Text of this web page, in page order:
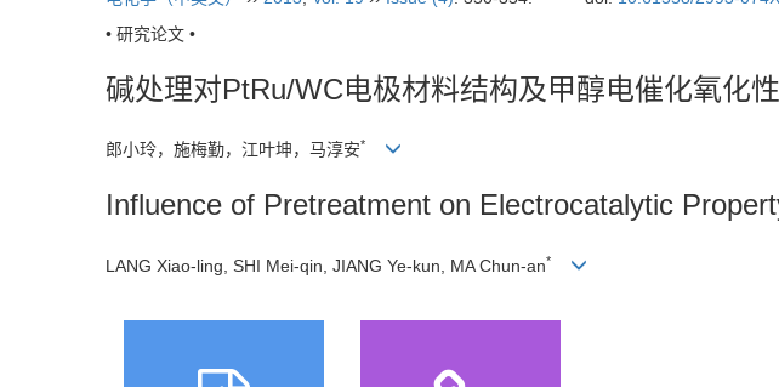
• 研究论文 •
碱处理对PtRu/WC电极材料结构及甲醇电催化氧化
郎小玲，施梅勤，江叶坤，马淳安*
Influence of Pretreatment on Electrocatalytic
LANG Xiao-ling, SHI Mei-qin, JIANG Ye-kun, MA Chun-an*